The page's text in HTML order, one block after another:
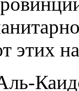
этих